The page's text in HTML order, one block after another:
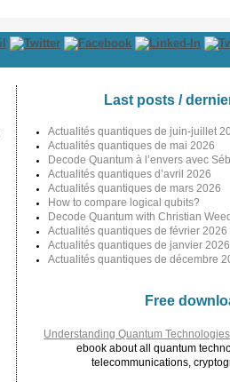
Last posts /
Actualités quantiques de juin-juillet
Actualités quantiques de mai 2026
Decode Quantum à l’envers avec
Actualités quantiques d’avril 2026
Actualités quantiques de mars 2026
How to compare logical qubits?
Decode Quantum with Christian
Actualités quantiques de février 2026
Actualités quantiques de janvier 2026
Actualités quantiques de décembre
Free
Understanding Quantum
ebook about all quantum
telecommunications,